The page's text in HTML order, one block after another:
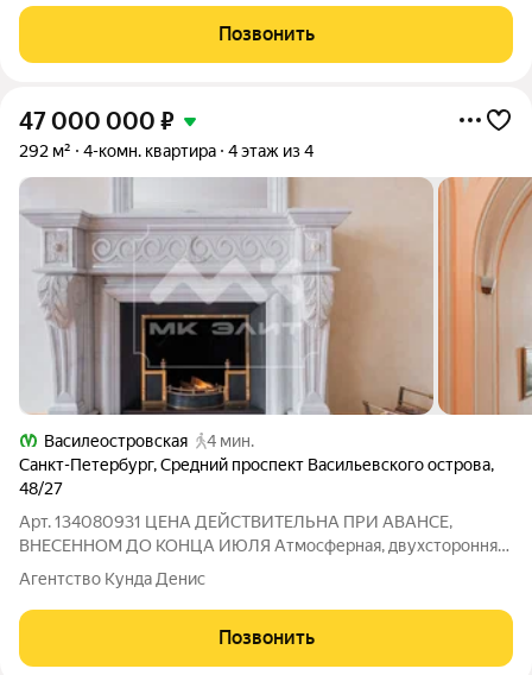
с собственными гардеробными и
Позвонить
47 000 000 ₽
292 м² 4-комн. квартира 4 этаж из 4
Василеостровская
4 мин.
Санкт-Петербург,Средний проспект Васильевского острова,
48/27
Арт. 134080931 ЦЕНА ДЕЙСТВИТЕЛЬНА ПРИ АВАНСЕ,
ВНЕСЕННОМ ДО КОНЦА ИЮЛЯ Атмосферная, двухсторонняя
квартира (293 кв/м) с высотой потолков 4.2 метра включает в
себя: Большую кухню-гостиную, где вы будете собираться
всей семьей; Гостиный зал 53 квм, с
Агентство Кунда Денис
Позвонить